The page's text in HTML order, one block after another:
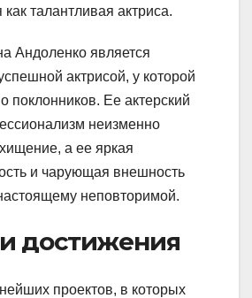
талантливая актриса.
Андоленко является
актрисой, у которой
поклонников. Ее актерский
неизменно
а ее яркая
и чарующая внешность
неповторимой.
достижения
проектов, в которых